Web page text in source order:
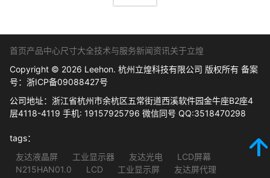
首页产品中心尺寸大全技术与服务新闻资讯关于立煌
Copyright © 2026 Leehon. 杭州立煌科技有限公司 版权所有 备案
号： 浙ICP备09088427号
公司地址：浙江省杭州市余杭区五常街道西溪软件园金牛座B2座4
层4118-4119 手机: 19157925796 微信同号 QQ:3518470298
tags：
友达液晶屏
工业显示器 友达光电
LCD屏幕
N215HAN01.0
LCD 工业显示屏
友达屏代理